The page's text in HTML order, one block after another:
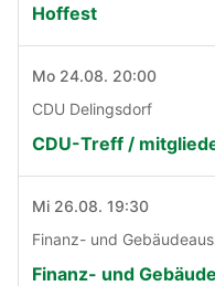
Hoffest
Mo 24.08. 20:00
CDU Delingsdorf
CDU-Treff /
Mi 26.08. 19:30
Finanz- und
Finanz- und